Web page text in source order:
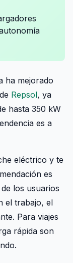
ha mejorado
Repsol, ya
hasta 350 kW
es a
eléctrico y te
es
los usuarios
el trabajo, el
Para viajes
rápida son